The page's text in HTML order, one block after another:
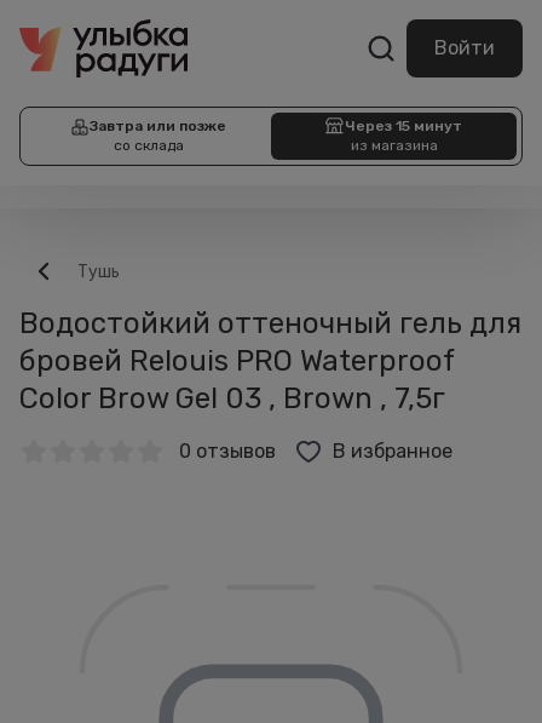
Войти
Завтра или позже
со склада
Через 15 минут
из магазина
Тушь
Водостойкий оттеночный гель для
бровей Relouis PRO Waterproof
Color Brow Gel 03 , Brown , 7,5г
0 отзывов В избранное